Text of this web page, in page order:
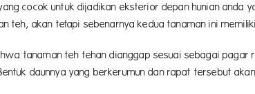
cocok untuk dijadikan eksterior depan hunian anda
teh, akan tetapi sebenarnya kedua tanaman ini
tanaman teh tehan dianggap sesuai sebagai
daunnya yang berkerumun dan rapat tersebut